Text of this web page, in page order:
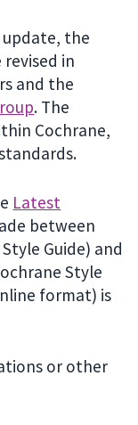
update, the
in
and the
. The
Cochrane,
Latest
between
Guide) and
Style
format) is
or other